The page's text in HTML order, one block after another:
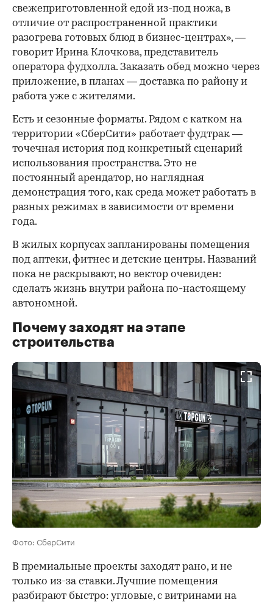
свежеприготовленной едой из-под ножа, в
отличие от распространенной практики
разогрева готовых блюд в бизнес-центрах», —
говорит Ирина Клочкова, представитель
оператора фудхолла. Заказать обед можно через
приложение, в планах — доставка по району и
работа уже с жителями.
Есть и сезонные форматы. Рядом с катком на
территории «СберСити» работает фудтрак —
точечная история под конкретный сценарий
использования пространства. Это не
постоянный арендатор, но наглядная
демонстрация того, как среда может работать в
разных режимах в зависимости от времени
года.
В жилых корпусах запланированы помещения
под аптеки, фитнес и детские центры. Названий
пока не раскрывают, но вектор очевиден:
сделать жизнь внутри района по-настоящему
автономной.
Почему заходят на этапе
строительства
Фото: СберСити
В премиальные проекты заходят рано, и не
только из-за ставки. Лучшие помещения
разбирают быстро: угловые, с витринами на